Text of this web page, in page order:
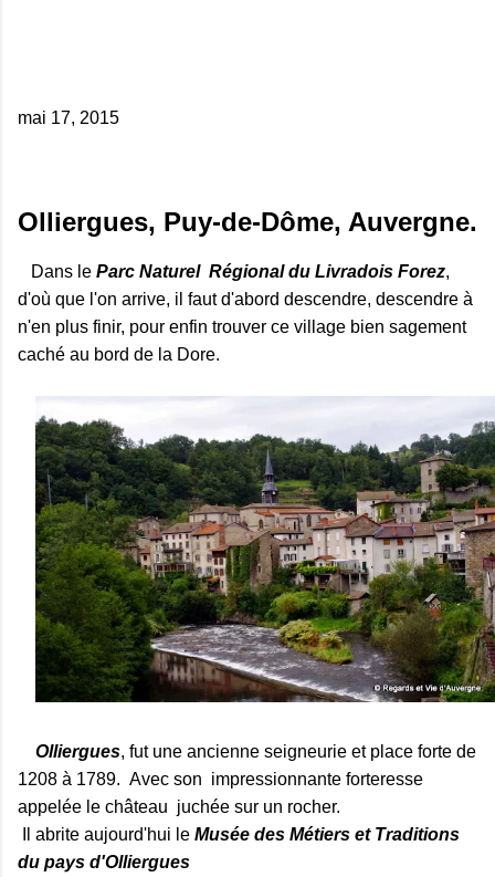
mai 17, 2015
Olliergues, Puy-de-Dôme, Auvergne.
Dans le Parc Naturel Régional du Livradois Forez,
d'où que l'on arrive, il faut d'abord descendre, descendre à
n'en plus finir, pour enfin trouver ce village bien sagement
caché au bord de la Dore.
Olliergues, fut une ancienne seigneurie et place forte de
1208 à 1789. Avec son impressionnante forteresse
appelée le château juchée sur un rocher.
Il abrite aujourd'hui le Musée des Métiers et Traditions
du pays d'Olliergues